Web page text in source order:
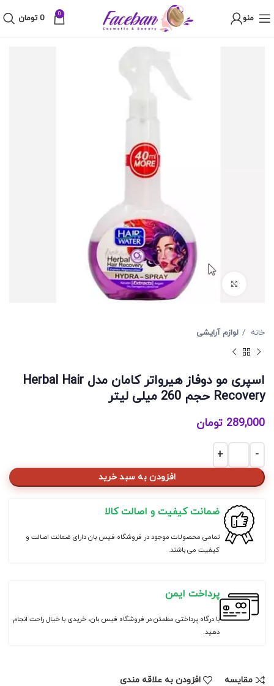
منو 0
0 تومان
برای بزرگنمایی کلیک کنید
خانه لوازم آرایشی
اسپری مو دوفاز هیرواتر کامان مدل Herbal Hair
Recovery حجم 260 میلی لیتر
289,000 تومان
اسپری مو دوفاز هیرواتر کامان مدل Herbal Hair Recovery حجم 260 میلی لیتر عدد
افزودن به سبد خرید
ضمانت کیفیت و اصالت کالا
تمامی محصولات موجود در فروشگاه فیس بان دارای ضمانت اصالت و
کیفیت می باشند.
پرداخت ایمن
با درگاه پرداختی مطمئن در فروشگاه فیس بان، خریدی با خیال راحت انجام
دهید.
مقايسه افزودن به علاقه مندی